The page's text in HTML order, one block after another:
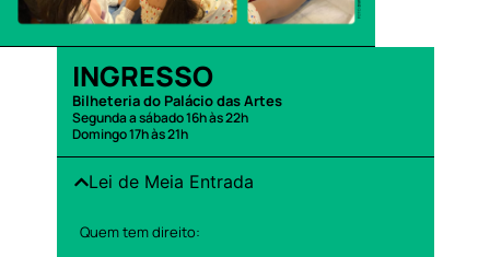
INGRESSO
Bilheteria do Palácio das Artes
Segunda a sábado 16h às 22h
Domingo 17h às 21h
Lei de Meia Entrada
Quem tem direito: